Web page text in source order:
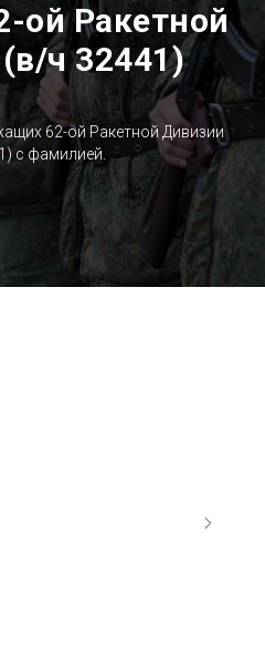
ой Ракетной
ч 32441)
62-ой Ракетной Дивизии
c фамилией.